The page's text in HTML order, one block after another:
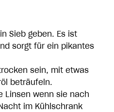
Sieb geben. Es ist
sorgt für ein pikantes
sein, mit etwas
beträufeln.
Linsen wenn sie nach
im Kühlschrank